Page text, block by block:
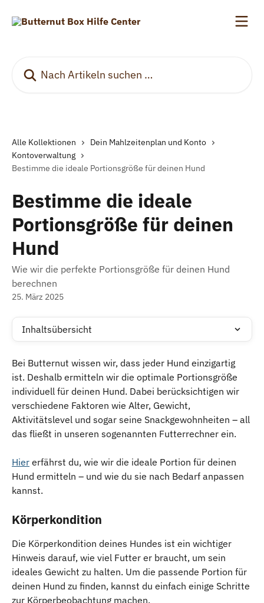
Alle Kollektionen
Dein Mahlzeitenplan und Konto
Kontoverwaltung
Bestimme die ideale Portionsgröße für deinen Hund
Bestimme die ideale
Portionsgröße für deinen
Hund
Wie wir die perfekte Portionsgröße für deinen Hund
berechnen
25. März 2025
Inhaltsübersicht
Bei Butternut wissen wir, dass jeder Hund einzigartig
ist. Deshalb ermitteln wir die optimale Portionsgröße
individuell für deinen Hund. Dabei berücksichtigen wir
verschiedene Faktoren wie Alter, Gewicht,
Aktivitätslevel und sogar seine Snackgewohnheiten – all
das fließt in unseren sogenannten Futterrechner ein.
Hier erfährst du, wie wir die ideale Portion für deinen
Hund ermitteln – und wie du sie nach Bedarf anpassen
kannst.
Körperkondition
Die Körperkondition deines Hundes ist ein wichtiger
Hinweis darauf, wie viel Futter er braucht, um sein
ideales Gewicht zu halten. Um die passende Portion für
deinen Hund zu finden, kannst du einfach einige Schritte
zur Körperbeobachtung machen.